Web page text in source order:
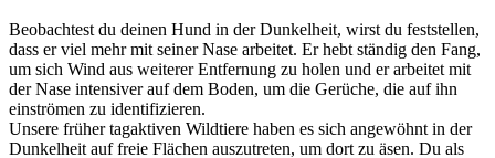
Beobachtest du deinen Hund in der Dunkelheit, wirst du feststellen,
dass er viel mehr mit seiner Nase arbeitet. Er hebt ständig den Fang,
um sich Wind aus weiterer Entfernung zu holen und er arbeitet mit
der Nase intensiver auf dem Boden, um die Gerüche, die auf ihn
einströmen zu identifizieren.
Unsere früher tagaktiven Wildtiere haben es sich angewöhnt in der
Dunkelheit auf freie Flächen auszutreten, um dort zu äsen. Du als